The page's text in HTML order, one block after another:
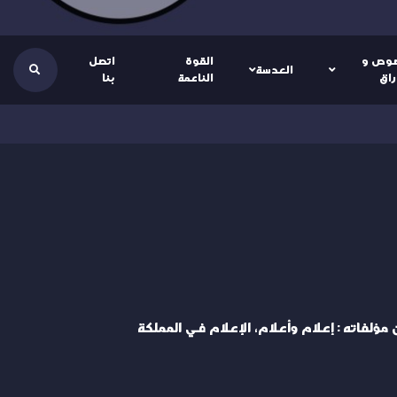
و
العدسة
القوة
الناعمة
اتصل
بنا
: إعلام وأعلام، الإعلام في المملكة